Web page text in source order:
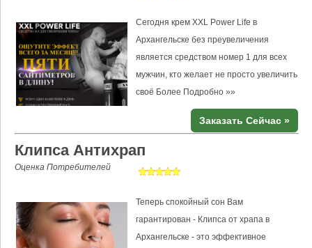
Сегодня крем XXL Power Life в
Архангельске без преувеличения
является средством номер 1 для всех
мужчин, кто желает не просто увеличить
своё Более Подробно »»
Заказать Сейчас »
Клипса Антихрап
Оценка Потребителей
Теперь спокойный сон Вам
гарантирован - Клипса от храпа в
Архангельске - это эффективное